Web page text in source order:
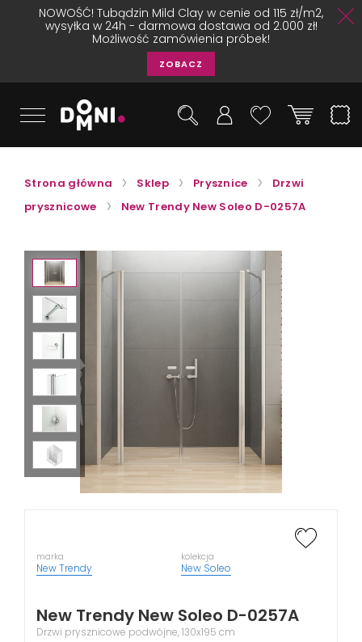
NOWOŚĆ! Tubądzin Mild Clay w cenie od 115 zł/m2,
wysyłka w 24h - darmowa dostawa od 2.000 zł!
Możliwość zamówienia próbek!
ZOBACZ
Strona główna Sklep Prysznice
Drzwi
prysznicowe
New Trendy New Soleo D-0257A
marka
New Trendy
kolekcja
New Soleo
New Trendy New Soleo D-0257A
Drzwi prysznicowe podwójne, 130x195 cm